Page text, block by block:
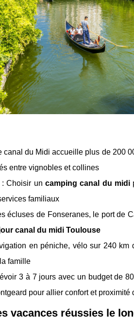
canal du Midi accueille plus de 200
entre vignobles et collines
: Choisir un camping canal du midi
familiaux
écluses de Fonseranes, le port de
canal du midi Toulouse
en péniche, vélo sur 240 km
famille
3 à 7 jours avec un budget de
pour allier confort et proximité
vacances réussies le